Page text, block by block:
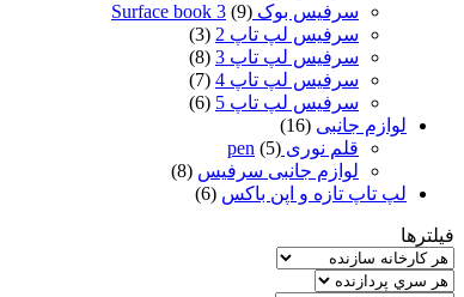
سرفیس بوک Surface book 3 (9)
سرفیس لپ تاپ 2
(3)
سرفیس لپ تاپ 3
(8)
سرفیس لپ تاپ 4
(7)
سرفیس لپ تاپ 5
(6)
لوازم جانبی (16)
قلم نوری pen (5)
لوازم جانبی سرفیس (8)
لپ تاپ تازه و اپن باکس (6)
فیلترها